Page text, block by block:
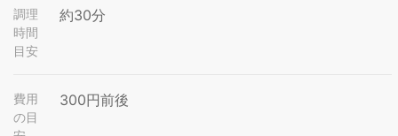
調理
時間
目安
約30分
費用
の目
300円前後